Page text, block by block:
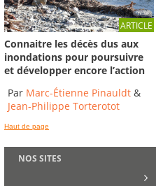
ARTICLE
Connaitre les décès dus aux
inondations pour poursuivre
et développer encore l’action
Par Marc-Étienne Pinauldt &
Jean-Philippe Torterotot
Haut de page
NOS SITES